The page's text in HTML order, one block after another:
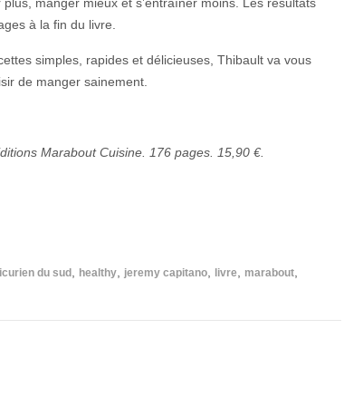
à la fin du livre.
simples, rapides et délicieuses, Thibault va vous
de manger sainement.
Marabout Cuisine. 176 pages. 15,90 €.
du sud healthy jeremy capitano livre marabout